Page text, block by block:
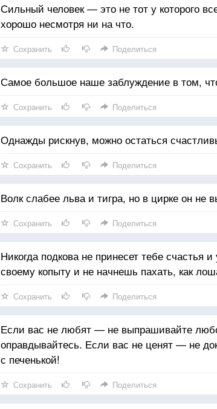
Сильный человек — это не тот у которого
хорошо несмотря ни на что.
Сохранить Поделиться
Самое большое наше заблуждение в том,
Сохранить Поделиться
Однажды рискнув, можно остаться
Сохранить Поделиться
Волк слабее льва и тигра, но в цирке он не
Сохранить Поделиться
Никогда подкова не принесет тебе счастья
своему копыту и не начнешь пахать, как
Сохранить Поделиться
Если вас не любят — не выпрашивайте
оправдывайтесь. Если вас не ценят — не
с печенькой!
Сохранить Поделиться